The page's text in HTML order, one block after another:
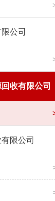
公司
收有限公司
限公司